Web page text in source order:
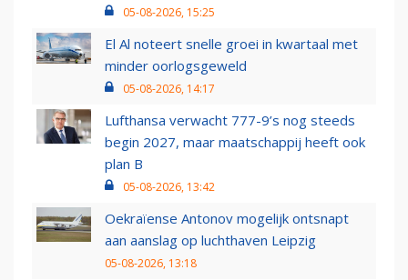
05-08-2026, 15:25
El Al noteert snelle groei in kwartaal met
minder oorlogsgeweld
05-08-2026, 14:17
Lufthansa verwacht 777-9’s nog steeds
begin 2027, maar maatschappij heeft ook
plan B
05-08-2026, 13:42
Oekraïense Antonov mogelijk ontsnapt
aan aanslag op luchthaven Leipzig
05-08-2026, 13:18